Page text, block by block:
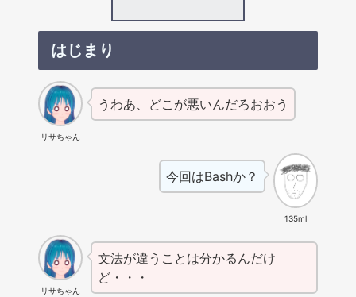
はじまり
リサちゃん
うわあ、どこが悪いんだろおおう
135ml
今回はBashか？
リサちゃん
文法が違うことは分かるんだけ
ど・・・